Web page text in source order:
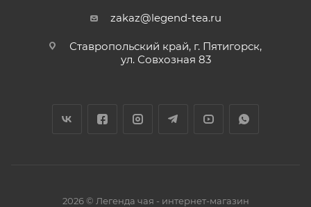
zakaz@legend-tea.ru
Ставропольский край, г. Пятигорск,
ул. Совхозная 83
2026 © Легенда чая - интернет-магазин